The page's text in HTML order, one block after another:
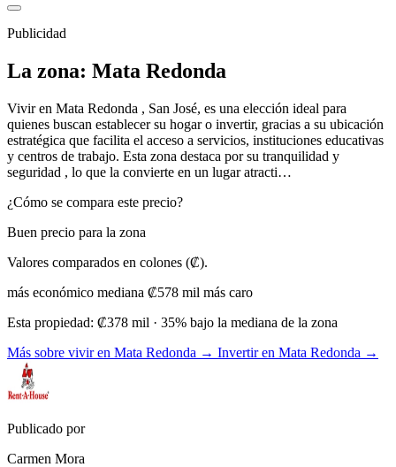
Publicidad
La zona: Mata Redonda
Vivir en Mata Redonda , San José, es una elección ideal para
quienes buscan establecer su hogar o invertir, gracias a su ubicación
estratégica que facilita el acceso a servicios, instituciones educativas
y centros de trabajo. Esta zona destaca por su tranquilidad y
seguridad , lo que la convierte en un lugar atracti…
¿Cómo se compara este precio?
Buen precio para la zona
Valores comparados en colones (₡).
más económico mediana ₡578 mil más caro
Esta propiedad: ₡378 mil · 35% bajo la mediana de la zona
Más sobre vivir en Mata Redonda → Invertir en Mata Redonda →
Publicado por
Carmen Mora